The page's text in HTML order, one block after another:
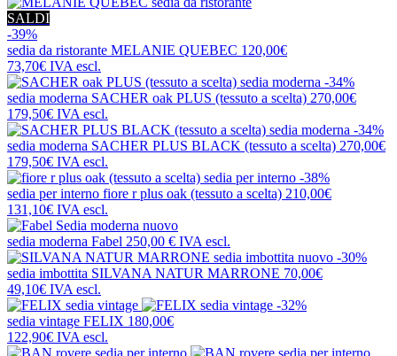
SALDI
-39%
sedia da ristorante MELANIE QUEBEC 120,00€
73,70€ IVA escl.
-34%
sedia moderna SACHER oak PLUS (tessuto a scelta) 270,00€
179,50€ IVA escl.
-34%
sedia moderna SACHER PLUS BLACK (tessuto a scelta) 270,00€
179,50€ IVA escl.
-38%
sedia per interno fiore r plus oak (tessuto a scelta) 210,00€
131,10€ IVA escl.
nuovo
sedia moderna Fabel 250,00 € IVA escl.
nuovo -30%
sedia imbottita SILVANA NATUR MARRONE 70,00€
49,10€ IVA escl.
-32%
sedia vintage FELIX 180,00€
122,90€ IVA escl.